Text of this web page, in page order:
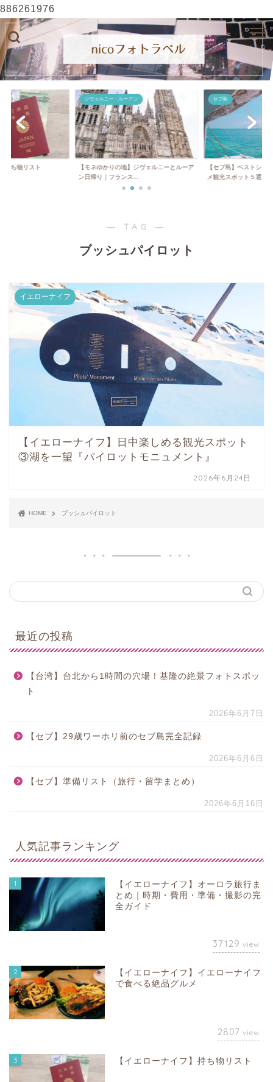
886261976
持ち物リスト
ジヴェルニー・ルーアン
【モネゆかりの地】ジヴェルニーとルーア
ン日帰り｜フランス...
セブ島
【セブ島】ベストシー
メ観光スポット５選...
― TAG ―
ブッシュパイロット
イエローナイフ
【イエローナイフ】日中楽しめる観光スポット
③湖を一望『パイロットモニュメント』
2026年6月24日
HOME ブッシュパイロット
最近の投稿
【台湾】台北から1時間の穴場！基隆の絶景フォトスポッ
ト
2026年6月7日
【セブ】29歳ワーホリ前のセブ島完全記録
2026年6月6日
【セブ】準備リスト（旅行・留学まとめ）
2026年6月16日
人気記事ランキング
1
【イエローナイフ】オーロラ旅行ま
とめ｜時期・費用・準備・撮影の完
全ガイド
37129 view
2
【イエローナイフ】イエローナイフ
で食べる絶品グルメ
2807 view
3 【イエローナイフ】持ち物リスト